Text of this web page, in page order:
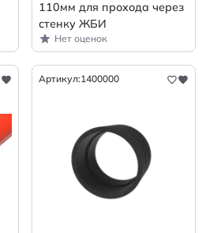
110мм для прохода через
стенку ЖБИ
Нет оценок
Артикул:1400000